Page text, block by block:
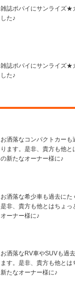
雑誌ポパイにサンライズ★
した♪
雑誌ポパイにサンライズ★
した♪
お洒落なコンパクトカー
ります。是非、貴方も他
の新たなオーナー様に♪
お洒落な希少車も過去にた
是非、貴方も他とはちょっ
オーナー様に♪
お洒落なRV車やSUVも過
ます。是非、貴方も他と
新たなオーナー様に♪